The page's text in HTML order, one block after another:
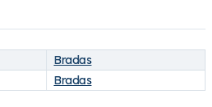
Bradas
Bradas